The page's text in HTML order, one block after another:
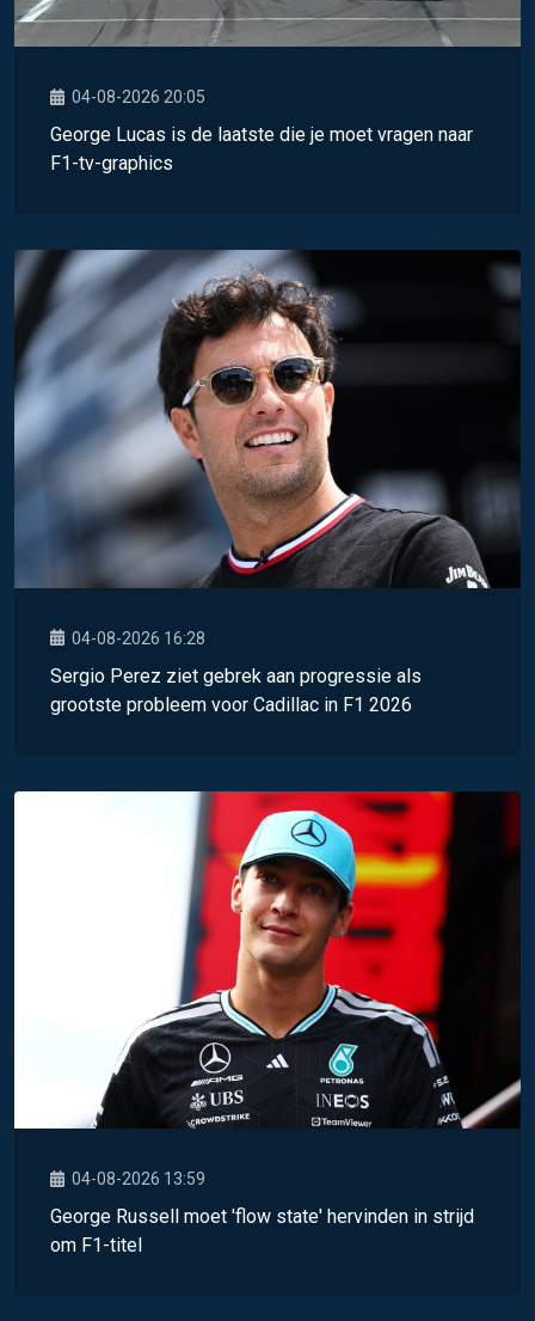
04-08-2026 20:05
George Lucas is de laatste die je moet vragen naar
F1-tv-graphics
04-08-2026 16:28
Sergio Perez ziet gebrek aan progressie als
grootste probleem voor Cadillac in F1 2026
04-08-2026 13:59
George Russell moet 'flow state' hervinden in strijd
om F1-titel